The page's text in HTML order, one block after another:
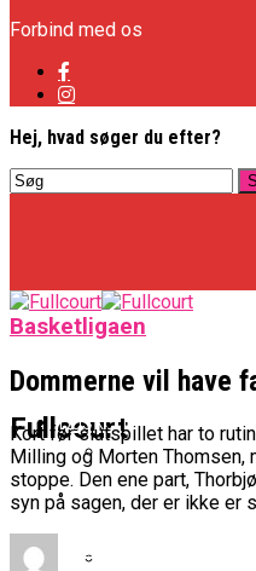
Forbind med os
Hej, hvad søger du efter?
Fullcourt
Basketligaen
Officielt: Vejen
NBA
Basketligaen
Dommerne vil have
Kort før slutspillet har to
Milling og Morten Thomsen,
stoppe. Den ene part,
syn på sagen, der er ikke er